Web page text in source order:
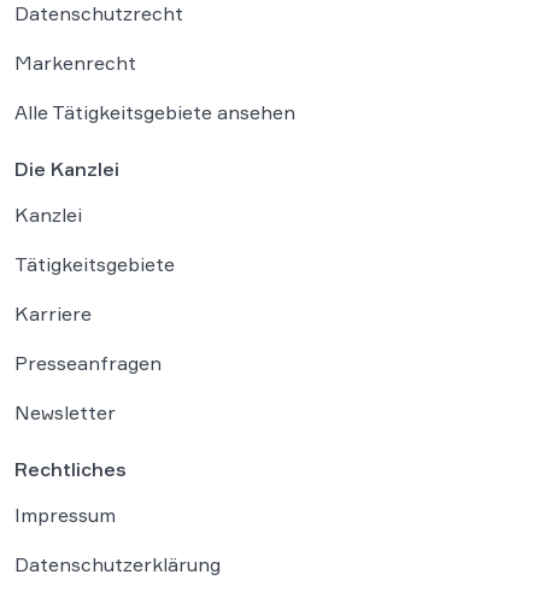
Datenschutzrecht
Markenrecht
Alle Tätigkeitsgebiete ansehen
Die Kanzlei
Kanzlei
Tätigkeitsgebiete
Karriere
Presseanfragen
Newsletter
Rechtliches
Impressum
Datenschutzerklärung